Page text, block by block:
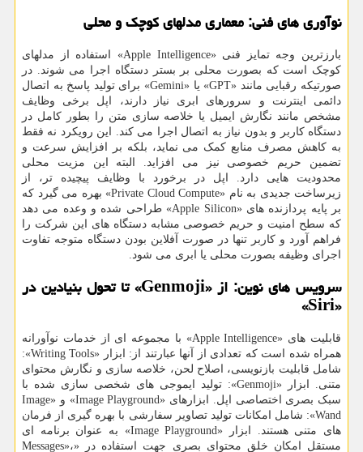
نوآوری های فنی: معماری مدلهای کوچک و محلی
بارزترین وجه تمایز فنی «Apple Intelligence» استفاده از مدلهای
کوچک است که بصورت محلی بر بستر دستگاه اجرا می شوند. در
صورتیکه رقبایی مانند «GPT» یا «Gemini» برای تولید پاسخ به اتصال
دائمی اینترنت و سرورهای ابری نیاز دارند، اپل برخی وظایف
مشخص مانند نگارش ایمیل یا خلاصه سازی متن را بطور کامل در
دستگاه کاربر و بدون نیاز به اتصال اجرا می کند. این رویکرد نه فقط
به کاهش مصرف منابع کمک می نماید، بلکه بر افزایش سرعت و
تضمین حریم خصوصی نیز می افزاید. البته این مزیت محلی
محدودیت هایی دارد. اپل در برخورد با وظایف پیچیده تر، از
زیرساخت جدیدی به نام «Private Cloud Compute» بهره می گیرد که
بر پایه پردازنده های «Apple Silicon» طراحی شده و وعده می دهد
که سطح امنیت و حریم خصوصی مشابه دستگاه های این شرکت را
فراهم آورد و کاربر تنها در صورت آفلاین بودن دستگاه متوجه تفاوت
اجرای وظیفه بصورت محلی یا ابری می شود.
سرویس های نوین: از «Genmoji» تا تحول بنیادین در
«Siri»
قابلیت های «Apple Intelligence» با مجموعه ای از خدمات نوآورانه
همراه شده است که تعدادی از آنها عبارتند از: ابزار «Writing Tools»:
شامل قابلیت بازنویسی، اصلاح لحن، خلاصه سازی و نگارش محتوای
متنی. ابزار «Genmoji»: تولید ایموجی های شخصی سازی شده با
سبک بصری اختصاصی اپل. ابزارهای «Image Playground» و «Image
Wand»: شامل امکانات تولید تصاویر سفارشی با بهره گیری از فرمان
های متنی هستند. ابزار «Image Playground» به عنوان برنامه ای
مستقل امکان خلق محتوای بصری جهت استفاده در «Messages»،